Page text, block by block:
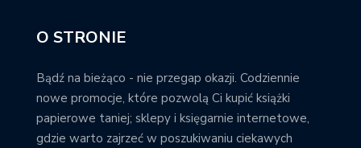
O STRONIE
Bądź na bieżąco - nie przegap okazji. Codziennie
nowe promocje, które pozwolą Ci kupić książki
papierowe taniej; sklepy i księgarnie internetowe,
gdzie warto zajrzeć w poszukiwaniu ciekawych